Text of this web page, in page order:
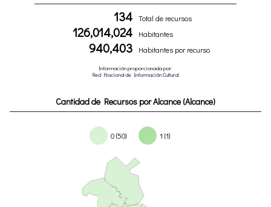
134 Total de recursos
126,014,024 Habitantes
940,403 Habitantes por recurso
Información proporcionada por:
Red Nacional de Información Cultural
Cantidad de Recursos por Alcance (Alcance)
0 (50) 1 (1)